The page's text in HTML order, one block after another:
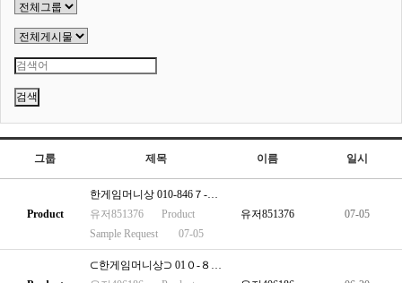
검색
그룹 제목 이름 일시
Product
한게임머니상 010-846７-２２６１
유저851376
Product
Sample Request
07-05
유저851376 07-05
⊂한게임머니상⊃ 01０-８467-2２61